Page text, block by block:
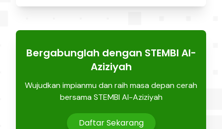
Bergabunglah dengan STEMBI Al-
Aziziyah
Wujudkan impianmu dan raih masa depan cerah
bersama STEMBI Al-Aziziyah
Daftar Sekarang